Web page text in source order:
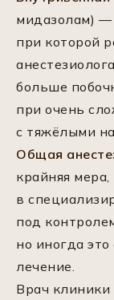
мидазолам) —
при которой
больше
при очень
с тяжёлыми
Общая
крайняя мера,
в
под
но иногда
лечение.
Врач клиники